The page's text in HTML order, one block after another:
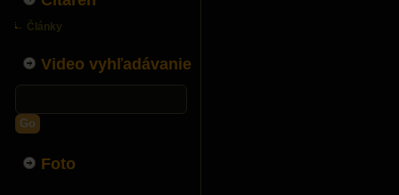
Články
Video vyhľadávanie
Go
Foto